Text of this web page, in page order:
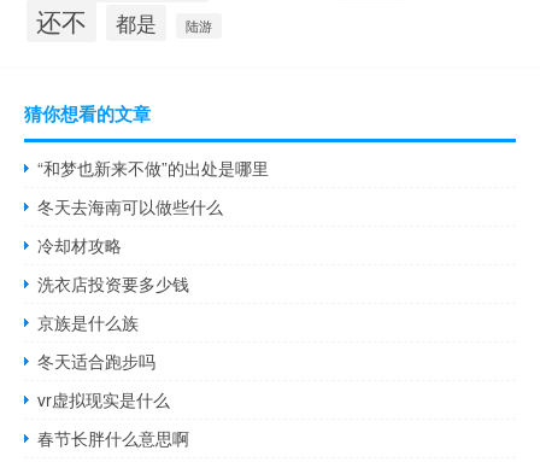
还不 都是 陆游
猜你想看的文章
“和梦也新来不做”的出处是哪里
冬天去海南可以做些什么
冷却材攻略
洗衣店投资要多少钱
京族是什么族
冬天适合跑步吗
vr虚拟现实是什么
春节长胖什么意思啊